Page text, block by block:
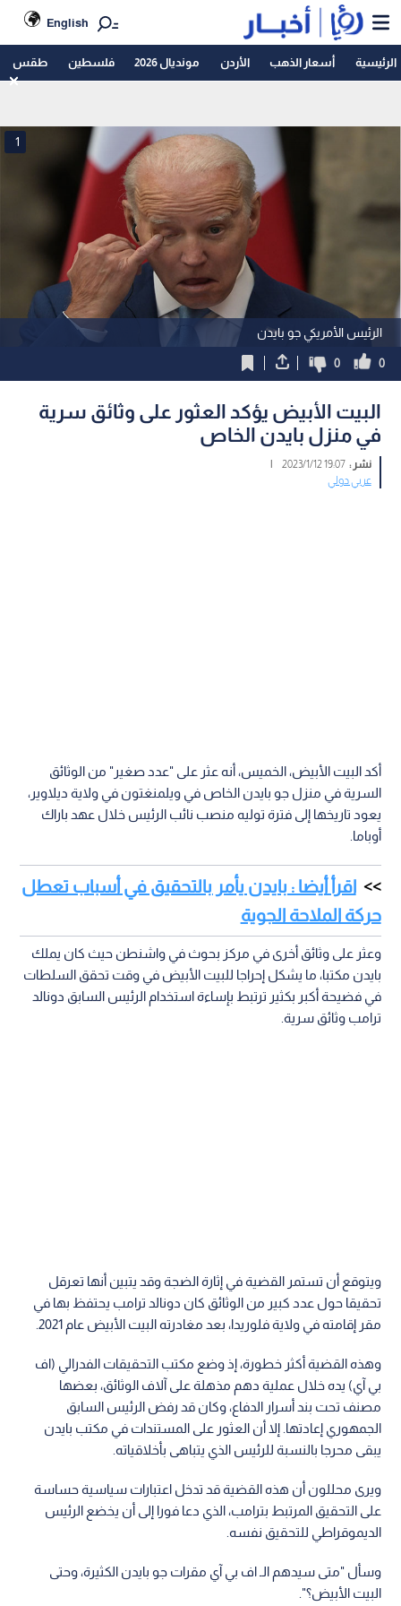
English
الرئيسية أسعار الذهب الأردن مونديال 2026 فلسطين طقس
الرئيس الأمريكي جو بايدن
1
0
0
البيت الأبيض يؤكد العثور على وثائق سرية
في منزل بايدن الخاص
نشر :19:07 2023/1/12
|
عربي دولي
أكد البيت الأبيض، الخميس، أنه عثر على "عدد صغير" من الوثائق
السرية في منزل جو بايدن الخاص في ويلمنغتون في ولاية ديلاوير،
يعود تاريخها إلى فترة توليه منصب نائب الرئيس خلال عهد باراك
أوباما.
اقرأ أيضا : بايدن يأمر بالتحقيق في أسباب تعطل
حركة الملاحة الجوية
وعثر على وثائق أخرى في مركز بحوث في واشنطن حيث كان يملك
بايدن مكتبا، ما يشكل إحراجا للبيت الأبيض في وقت تحقق السلطات
في فضيحة أكبر بكثير ترتبط بإساءة استخدام الرئيس السابق دونالد
ترامب وثائق سرية.
ويتوقع أن تستمر القضية في إثارة الضجة وقد يتبين أنها تعرقل
تحقيقا حول عدد كبير من الوثائق كان دونالد ترامب يحتفظ بها في
مقر إقامته في ولاية فلوريدا، بعد مغادرته البيت الأبيض عام 2021.
وهذه القضية أكثر خطورة، إذ وضع مكتب التحقيقات الفدرالي (اف
بي آي) يده خلال عملية دهم مذهلة على آلاف الوثائق، بعضها
مصنف تحت بند أسرار الدفاع، وكان قد رفض الرئيس السابق
الجمهوري إعادتها. إلا أن العثور على المستندات في مكتب بايدن
يبقى محرجا بالنسبة للرئيس الذي يتباهى بأخلاقياته.
ويرى محللون أن هذه القضية قد تدخل اعتبارات سياسية حساسة
على التحقيق المرتبط بترامب، الذي دعا فورا إلى أن يخضع الرئيس
الديموقراطي للتحقيق نفسه.
وسأل "متى سيدهم الـ اف بي آي مقرات جو بايدن الكثيرة، وحتى
البيت الأبيض؟".